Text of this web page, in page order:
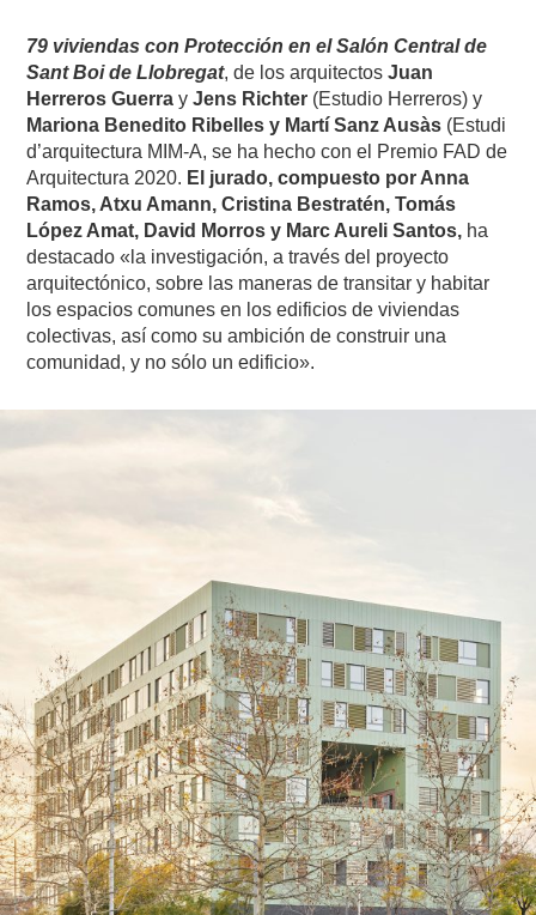
79 viviendas con Protección en el Salón Central de
Sant Boi de Llobregat, de los arquitectosJuan
Herreros Guerra yJens Richter (Estudio Herreros) y
Mariona Benedito Ribelles y Martí Sanz Ausàs (Estudi
d’arquitectura MIM-A, se ha hecho con el Premio FAD de
Arquitectura 2020. El jurado, compuesto por Anna
Ramos, Atxu Amann, Cristina Bestratén, Tomás
López Amat, David Morros y Marc Aureli Santos, ha
destacado «la investigación, a través del proyecto
arquitectónico, sobre las maneras de transitar y habitar
los espacios comunes en los edificios de viviendas
colectivas, así como su ambición de construir una
comunidad, y no sólo un edificio».